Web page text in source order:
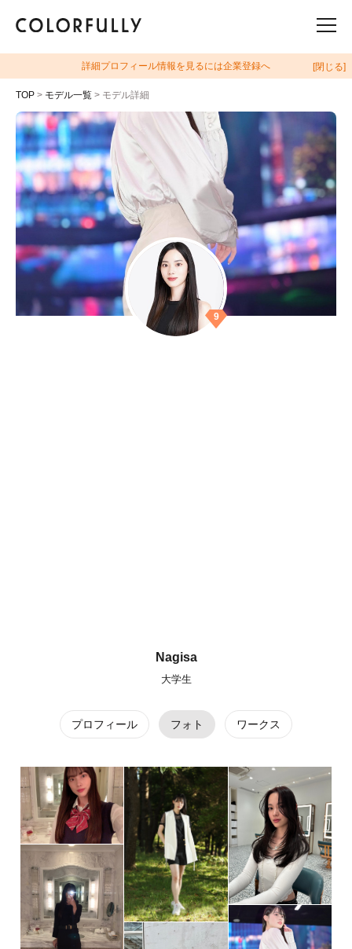
詳細プロフィール情報を見るには企業登録へ [閉じる]
TOP > モデル一覧 > モデル詳細
9
Nagisa
大学生
プロフィール フォト ワークス